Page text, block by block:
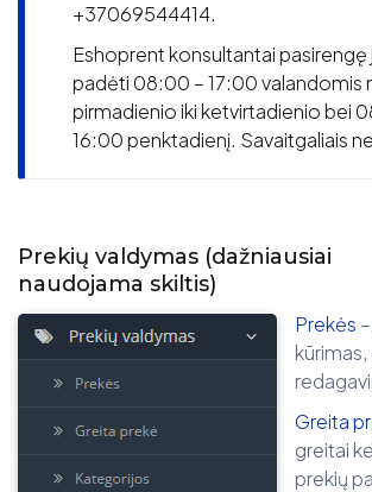
+37069544414.
Eshoprent konsultantai pasirengę
padėti 08:00 – 17:00 valandomis
pirmadienio iki ketvirtadienio bei
16:00 penktadienį. Savaitgaliais
Prekių valdymas (dažniausiai
naudojama skiltis)
Prekės
Greita
greitai
prekių